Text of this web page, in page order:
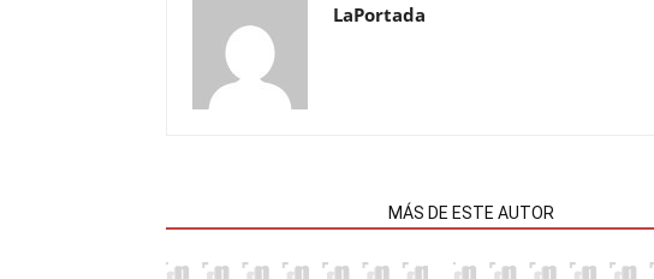
LaPortada
MÁS DE ESTE AUTOR